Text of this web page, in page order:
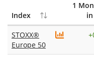
Index
1
STOXX®
Europe 50
+